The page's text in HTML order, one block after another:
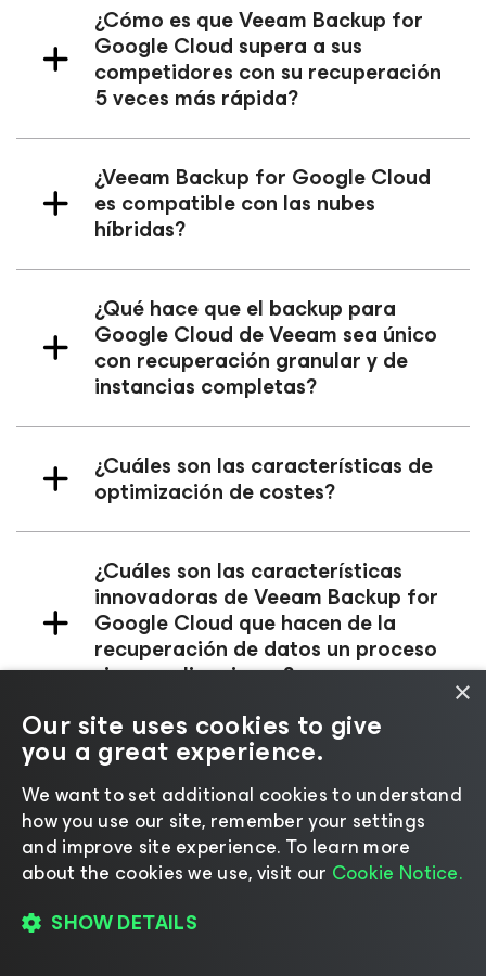
¿Cómo es que Veeam Backup for
Google Cloud supera a sus
competidores con su recuperación
5 veces más rápida?
¿Veeam Backup for Google Cloud
es compatible con las nubes
híbridas?
¿Qué hace que el backup para
Google Cloud de Veeam sea único
con recuperación granular y de
instancias completas?
¿Cuáles son las características de
optimización de costes?
¿Cuáles son las características
innovadoras de Veeam Backup for
Google Cloud que hacen de la
recuperación de datos un proceso
sin complicaciones?
¿Cómo garantiza Veeam Backup
for Google Cloud una protección
fiable?
¿Cómo puedo integrar Veeam
Backupfor Google Cloud
productos de Veeam?
×
Our site uses cookies to give
you a great experience.
We want to set additional cookies to understand
how you use our site, remember your settings
and improve site experience. ​To learn more
about the cookies we use, visit our Cookie Notice.
SHOW DETAILS